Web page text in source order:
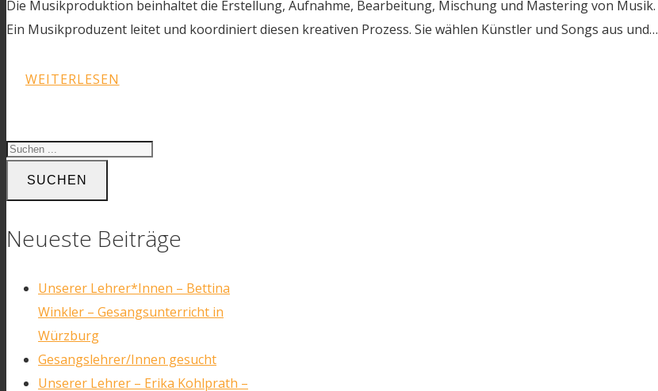
Die Musikproduktion beinhaltet die Erstellung, Aufnahme, Bearbeitung, Mischung und Mastering von Musik.
Ein Musikproduzent leitet und koordiniert diesen kreativen Prozess. Sie wählen Künstler und Songs aus und…
WEITERLESEN
SUCHEN
Neueste Beiträge
Unserer Lehrer*Innen – Bettina
Winkler – Gesangsunterricht in
Würzburg
Gesangslehrer/Innen gesucht
Unserer Lehrer – Erika Kohlprath –